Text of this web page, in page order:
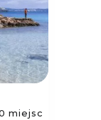
miejsc